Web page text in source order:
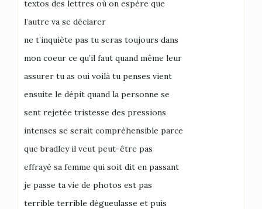
textos des lettres où on espère que
l’autre va se déclarer
ne t’inquiète pas tu seras toujours dans
mon coeur ce qu’il faut quand même leur
assurer tu as oui voilà tu penses vient
ensuite le dépit quand la personne se
sent rejetée tristesse des pressions
intenses se serait compréhensible parce
que bradley il veut peut-être pas
effrayé sa femme qui soit dit en passant
je passe ta vie de photos est pas
terrible terrible dégueulasse et puis